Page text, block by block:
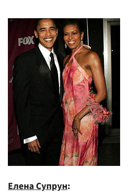
Елена Супрун: